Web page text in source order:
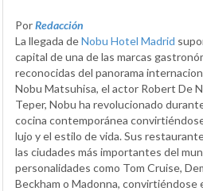
PorRedacción
La llegada deNobu Hotel Madrid
capital de una de las marcas
reconocidas del panorama
Nobu Matsuhisa, el actor Robert De
Teper, Nobu ha revolucionado
cocina contemporánea
lujo y el estilo de vida. Sus
las ciudades más importantes del
personalidades como Tom Cruise,
Beckham o Madonna,